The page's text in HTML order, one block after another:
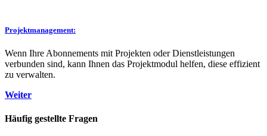
Projektmanagement:
Wenn Ihre Abonnements mit Projekten oder Dienstleistungen
verbunden sind, kann Ihnen das Projektmodul helfen, diese effizient
zu verwalten.
Weiter
Häufig gestellte Fragen